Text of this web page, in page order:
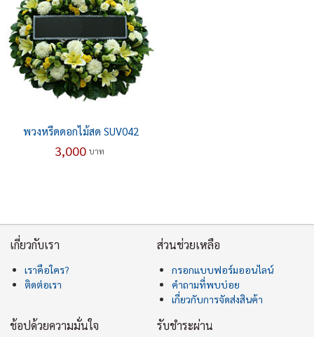
พวงหรีดดอกไม้สด SUV042
3,000 บาท
เกี่ยวกับเรา
เราคือใคร?
ติดต่อเรา
ส่วนช่วยเหลือ
กรอกแบบฟอร์มออนไลน์
คำถามที่พบบ่อย
เกี่ยวกับการจัดส่งสินค้า
ช้อปด้วยความมั่นใจ รับชำระผ่าน